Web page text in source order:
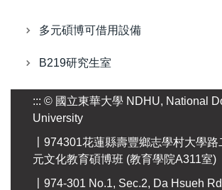
多元碩博可借用設備
B219研究生室
::: © 國立東華大學 NDHU, National
University
〡974301花蓮縣壽豐鄉志學村大學
元文化教育碩博班 (教育學院A311室)
〡974-301 No.1, Sec.2, Da Hsueh